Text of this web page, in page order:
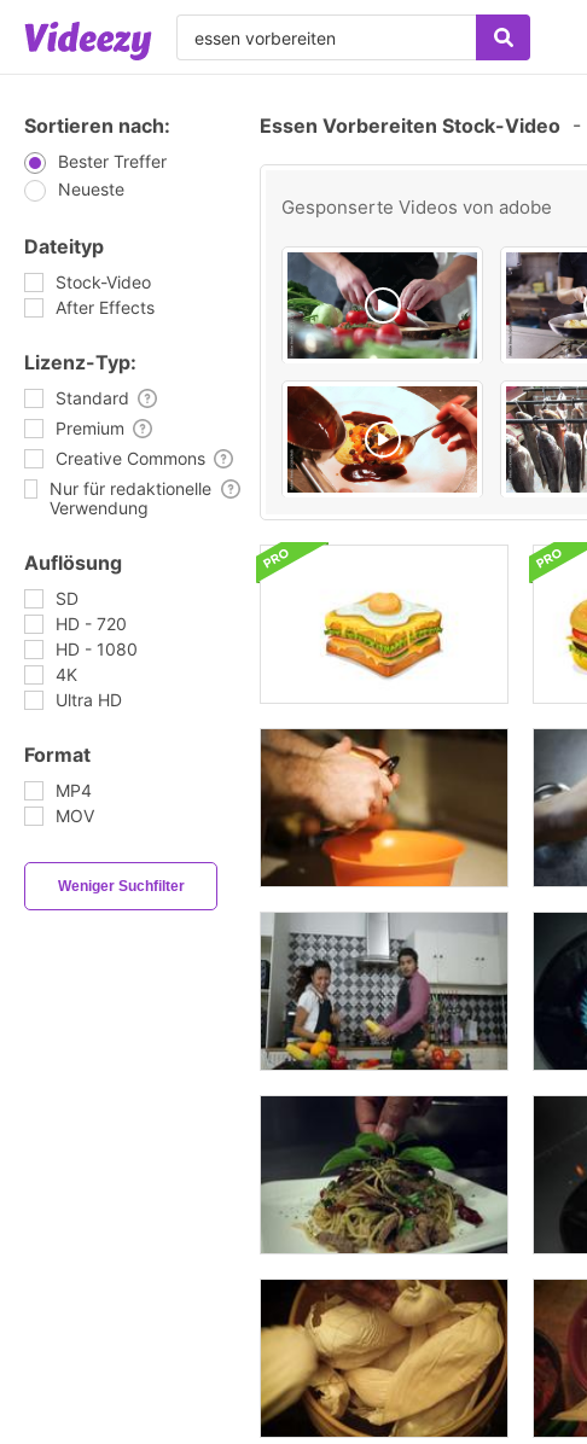
Sortieren nach:
Bester Treffer
Neueste
Dateityp
Stock-Video
After Effects
Lizenz-Typ:
Standard
Premium
Creative Commons
Nur für redaktionelle
Verwendung
Auflösung
SD
HD - 720
HD - 1080
4K
Ultra HD
Format
MP4
MOV
Weniger Suchfilter
Essen Vorbereiten Stock-Video -
Gesponserte Videos von adobe